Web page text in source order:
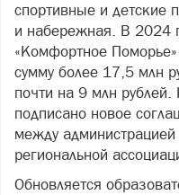
спортивные и детские
и набережная. В 2024
«Комфортное
сумму более 17,5 млн
почти на 9 млн
подписано новое
между администрацией
региональной
Обновляется